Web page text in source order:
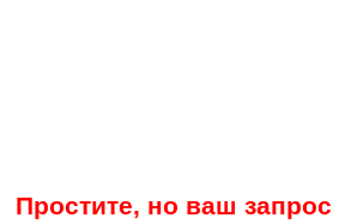
Простите, но ваш запрос